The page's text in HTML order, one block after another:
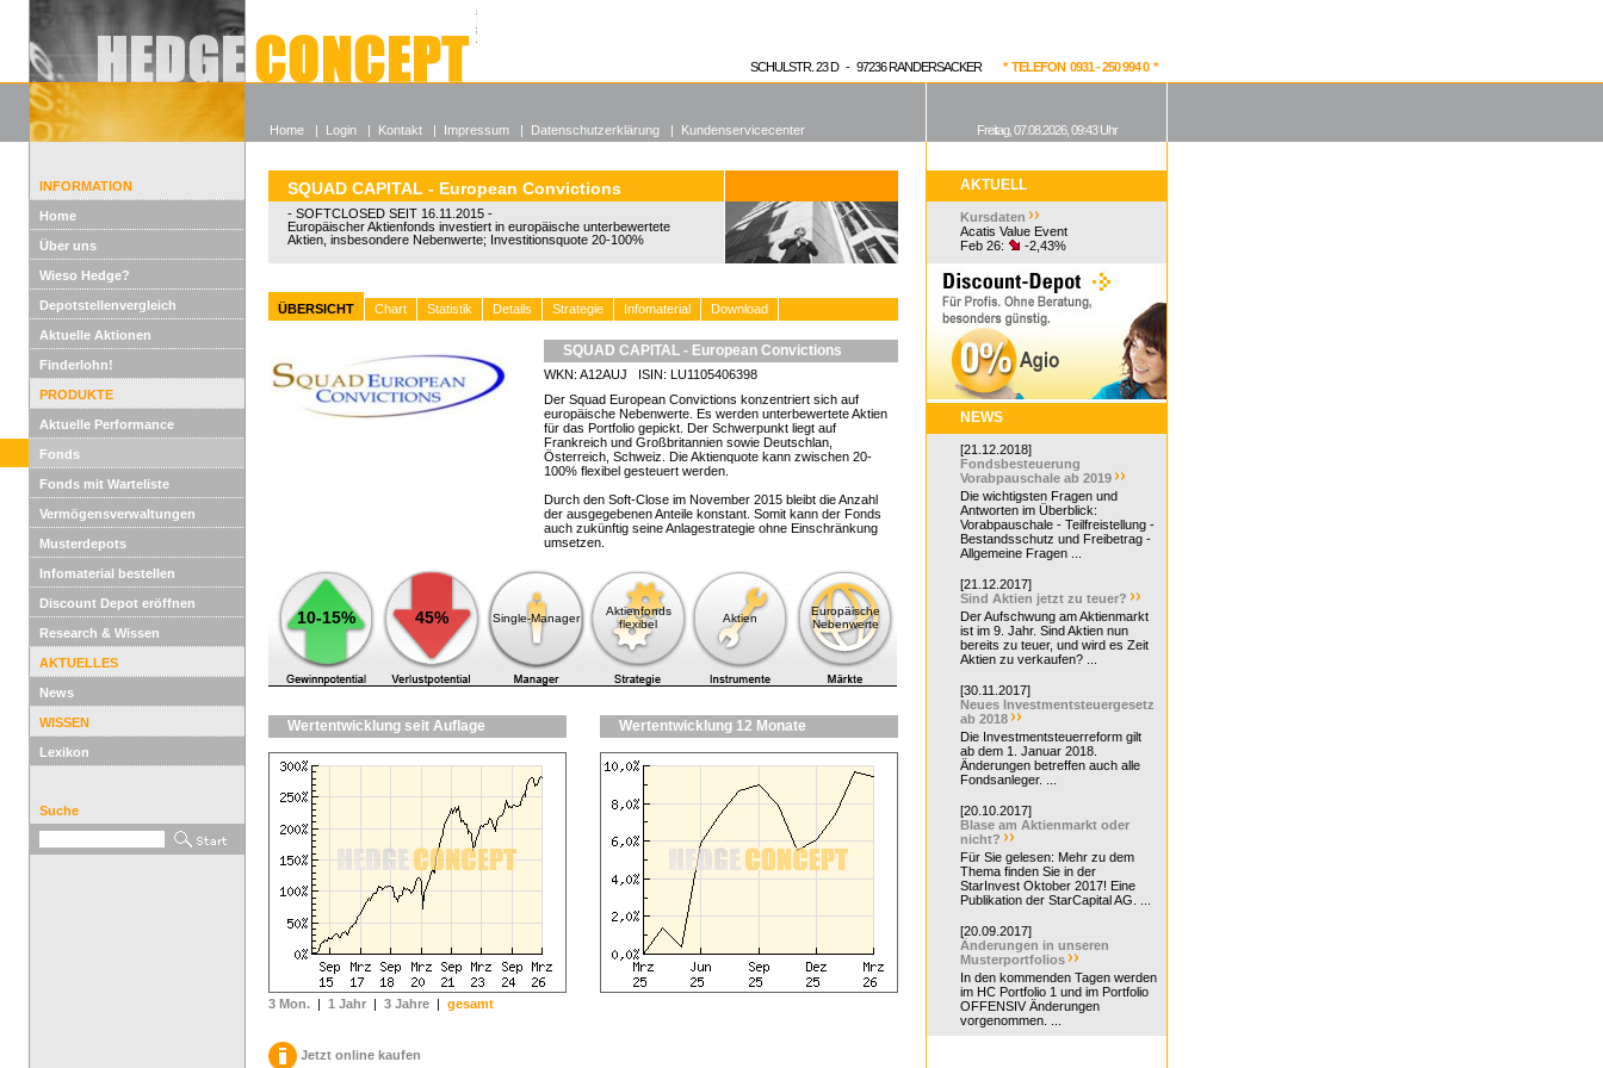
Alle offenen Fonds
Wieso Hedgefonds?
SCHULSTR. 23 D - 97236 RANDERSACKER * TELEFON 0931 - 250 994 0 *
INFORMATION
Home
Über uns
Wieso Hedge?
Depotstellenvergleich
Aktuelle Aktionen
Finderlohn!
PRODUKTE
Aktuelle Performance
Fonds
Fonds mit Warteliste
Vermögensverwaltungen
Musterdepots
Infomaterial bestellen
Discount Depot eröffnen
Research & Wissen
AKTUELLES
News
WISSEN
Lexikon
Suche
SQUAD CAPITAL - European Convictions
- SOFTCLOSED SEIT 16.11.2015 -
Europäischer Aktienfonds investiert in europäische unterbewertete
Aktien, insbesondere Nebenwerte; Investitionsquote 20-100%
ÜBERSICHT Chart Statistik Details Strategie Infomaterial Download
SQUAD CAPITAL - European Convictions
WKN: A12AUJ ISIN: LU1105406398
Der Squad European Convictions konzentriert sich auf
europäische Nebenwerte. Es werden unterbewertete Aktien
für das Portfolio gepickt. Der Schwerpunkt liegt auf
Frankreich und Großbritannien sowie Deutschlan,
Österreich, Schweiz. Die Aktienquote kann zwischen 20-
100% flexibel gesteuert werden.
Durch den Soft-Close im November 2015 bleibt die Anzahl
der ausgegebenen Anteile konstant. Somit kann der Fonds
auch zukünftig seine Anlagestrategie ohne Einschränkung
umsetzen.
10-15% 45% Single-Manager
Aktienfonds
flexibel
Aktien
Europäische
Nebenwerte
Wertentwicklung seit Auflage
3 Mon. | 1 Jahr | 3 Jahre | gesamt
Wertentwicklung 12 Monate
Jetzt online kaufen
AKTUELL
Kursdaten
Acatis Value Event
Feb 26:
-2,43%
NEWS
[21.12.2018]
Fondsbesteuerung
Vorabpauschale ab 2019
Die wichtigsten Fragen und
Antworten im Überblick:
Vorabpauschale - Teilfreistellung -
Bestandsschutz und Freibetrag -
Allgemeine Fragen ...
[21.12.2017]
Sind Aktien jetzt zu teuer?
Der Aufschwung am Aktienmarkt
ist im 9. Jahr. Sind Aktien nun
bereits zu teuer, und wird es Zeit
Aktien zu verkaufen? ...
[30.11.2017]
Neues Investmentsteuergesetz
ab 2018
Die Investmentsteuerreform gilt
ab dem 1. Januar 2018.
Änderungen betreffen auch alle
Fondsanleger. ...
[20.10.2017]
Blase am Aktienmarkt oder
nicht?
Für Sie gelesen: Mehr zu dem
Thema finden Sie in der
StarInvest Oktober 2017! Eine
Publikation der StarCapital AG. ...
[20.09.2017]
Änderungen in unseren
Musterportfolios
In den kommenden Tagen werden
im HC Portfolio 1 und im Portfolio
OFFENSIV Änderungen
vorgenommen. ...
Home | Login | Kontakt | Impressum | Datenschutzerklärung | Kundenservicecenter Freitag, 07.08.2026, 09:43 Uhr